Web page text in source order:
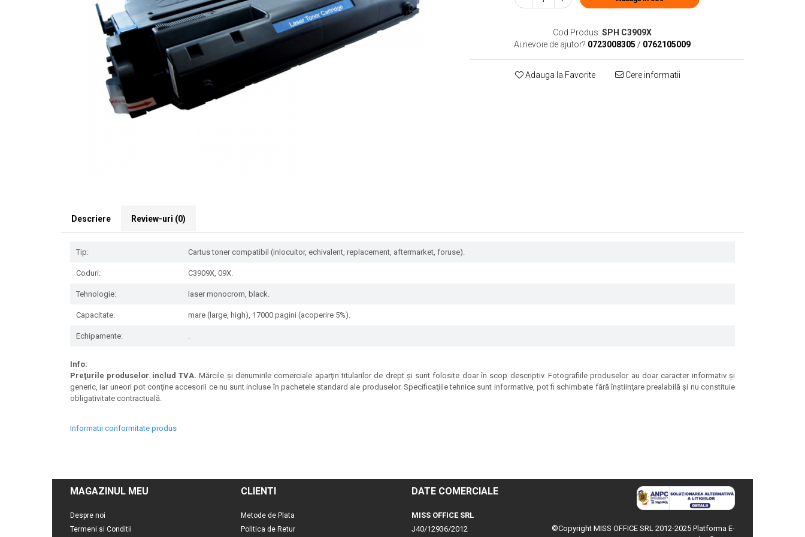
Cod Produs: SPH C3909X
Ai nevoie de ajutor? 0723008305 / 0762105009
Adauga la Favorite Cere informatii
Descriere Review-uri (0)
Tip: Cartus toner compatibil (inlocuitor, echivalent, replacement, aftermarket, foruse).
Coduri: C3909X, 09X.
Tehnologie: laser monocrom, black.
Capacitate: mare (large, high), 17000 pagini (acoperire 5%).
Echipamente: .
Info:
Preţurile produselor includ TVA. Mărcile şi denumirile comerciale aparţin titularilor de drept şi sunt folosite doar în scop descriptiv. Fotografiile produselor au doar caracter informativ şi
generic, iar uneori pot conţine accesorii ce nu sunt incluse în pachetele standard ale produselor. Specificaţiile tehnice sunt informative, pot fi schimbate fără înştiinţare prealabilă şi nu constituie
obligativitate contractuală.
Informatii conformitate produs
MAGAZINUL MEU
Despre noi
Termeni si Conditii
CLIENTI
Metode de Plata
Politica de Retur
DATE COMERCIALE
MISS OFFICE SRL
J40/12936/2012
©Copyright MISS OFFICE SRL 2012-2025 Platforma E-